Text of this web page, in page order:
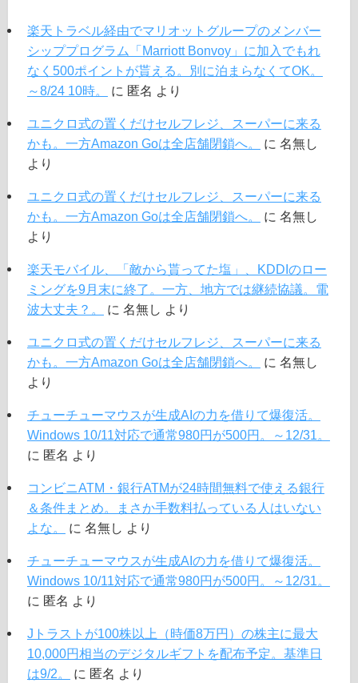
楽天トラベル経由でマリオットグループのメンバー
シッププログラム「Marriott Bonvoy」に加入でもれ
なく500ポイントが貰える。別に泊まらなくてOK。
～8/24 10時。
に 匿名 より
ユニクロ式の置くだけセルフレジ、スーパーに来る
かも。一方Amazon Goは全店舗閉鎖へ。
に 名無し
より
ユニクロ式の置くだけセルフレジ、スーパーに来る
かも。一方Amazon Goは全店舗閉鎖へ。
に 名無し
より
楽天モバイル、「敵から貰ってた塩」、KDDIのロー
ミングを9月末に終了。一方、地方では継続協議。電
波大丈夫？。
に 名無し より
ユニクロ式の置くだけセルフレジ、スーパーに来る
かも。一方Amazon Goは全店舗閉鎖へ。
に 名無し
より
チューチューマウスが生成AIの力を借りて爆復活。
Windows 10/11対応で通常980円が500円。～12/31。
に 匿名 より
コンビニATM・銀行ATMが24時間無料で使える銀行
＆条件まとめ。まさか手数料払っている人はいない
よな。
に 名無し より
チューチューマウスが生成AIの力を借りて爆復活。
Windows 10/11対応で通常980円が500円。～12/31。
に 匿名 より
Jトラストが100株以上（時価8万円）の株主に最大
10,000円相当のデジタルギフトを配布予定。基準日
は9/2。
に 匿名 より